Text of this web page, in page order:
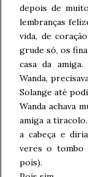
depois de
lembranças
vida, de
grude só, os
casa da
Wanda,
Solange até
Wanda achava
amiga a
a cabeça e
veres o tombo
pois).